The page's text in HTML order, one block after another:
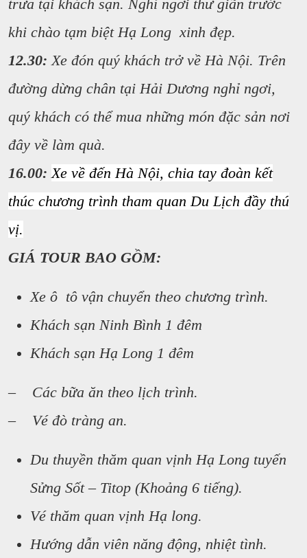
trưa tại khách sạn. Nghỉ ngơi thư giãn trước
khi chào tạm biệt Hạ Long xinh đẹp.
12.30: Xe đón quý khách trở về Hà Nội. Trên
đường dừng chân tại Hải Dương nghỉ ngơi,
quý khách có thể mua những món đặc sản nơi
đây về làm quà.
16.00: Xe về đến Hà Nội, chia tay đoàn kết
thúc chương trình tham quan Du Lịch đầy thú
vị.
GIÁ TOUR BAO GỒM:
Xe ô tô vận chuyển theo chương trình.
Khách sạn Ninh Bình 1 đêm
Khách sạn Hạ Long 1 đêm
– Các bữa ăn theo lịch trình.
– Vé đò tràng an.
Du thuyền thăm quan vịnh Hạ Long tuyến
Sửng Sốt – Titop (Khoảng 6 tiếng).
Vé thăm quan vịnh Hạ long.
Hướng dẫn viên năng động, nhiệt tình.